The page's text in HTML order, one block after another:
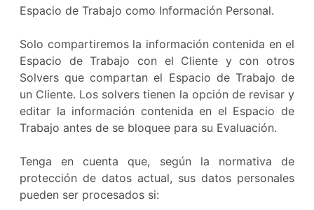
Espacio de Trabajo como Información Personal.
Solo compartiremos la información contenida en el
Espacio de Trabajo con el Cliente y con otros
Solvers que compartan el Espacio de Trabajo de
un Cliente. Los solvers tienen la opción de revisar y
editar la información contenida en el Espacio de
Trabajo antes de se bloquee para su Evaluación.
Tenga en cuenta que, según la normativa de
protección de datos actual, sus datos personales
pueden ser procesados si: